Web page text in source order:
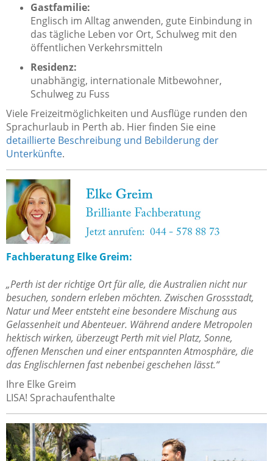
Gastfamilie:
Englisch im Alltag anwenden, gute Einbindung in
das tägliche Leben vor Ort, Schulweg mit den
öffentlichen Verkehrsmitteln
Residenz:
unabhängig, internationale Mitbewohner,
Schulweg zu Fuss
Viele Freizeitmöglichkeiten und Ausflüge runden den
Sprachurlaub in Perth ab. Hier finden Sie eine
detaillierte Beschreibung und Bebilderung der
Unterkünfte.
Fachberatung Elke Greim:
„Perth ist der richtige Ort für alle, die Australien nicht nur
besuchen, sondern erleben möchten. Zwischen Grossstadt,
Natur und Meer entsteht eine besondere Mischung aus
Gelassenheit und Abenteuer. Während andere Metropolen
hektisch wirken, überzeugt Perth mit viel Platz, Sonne,
offenen Menschen und einer entspannten Atmosphäre, die
das Englischlernen fast nebenbei geschehen lässt.“
Ihre Elke Greim
LISA! Sprachaufenthalte